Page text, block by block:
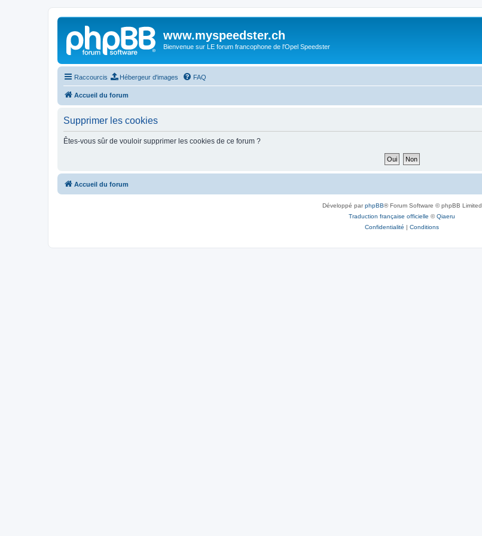
www.myspeedster.ch
Bienvenue sur LE forum francophone de l'Opel Speedster
Raccourcis Hébergeur d'images FAQ
Accueil du forum
Supprimer les cookies
Êtes-vous sûr de vouloir supprimer les cookies de ce forum ?
Accueil du forum
Développé parphpBB® Forum Software © phpBB Limited
Traduction française officielle ©Qiaeru
Confidentialité | Conditions